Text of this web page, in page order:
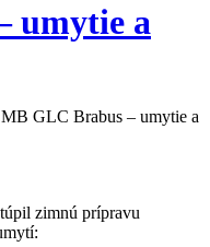
umytie a
MB GLC Brabus – umytie a
zimnú prípravu